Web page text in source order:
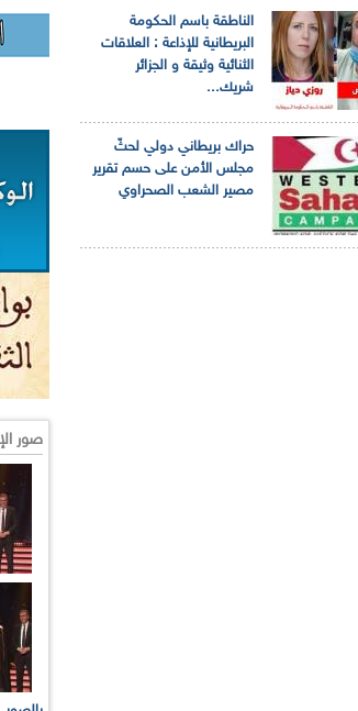
الناطقة باسم الحكومة
البريطانية للإذاعة : العلاقات
الثنائية وثيقة و الجزائر
شريك...
حراك بريطاني دولي لحثّ
مجلس الأمن على حسم تقرير
مصير الشعب الصحراوي
صور